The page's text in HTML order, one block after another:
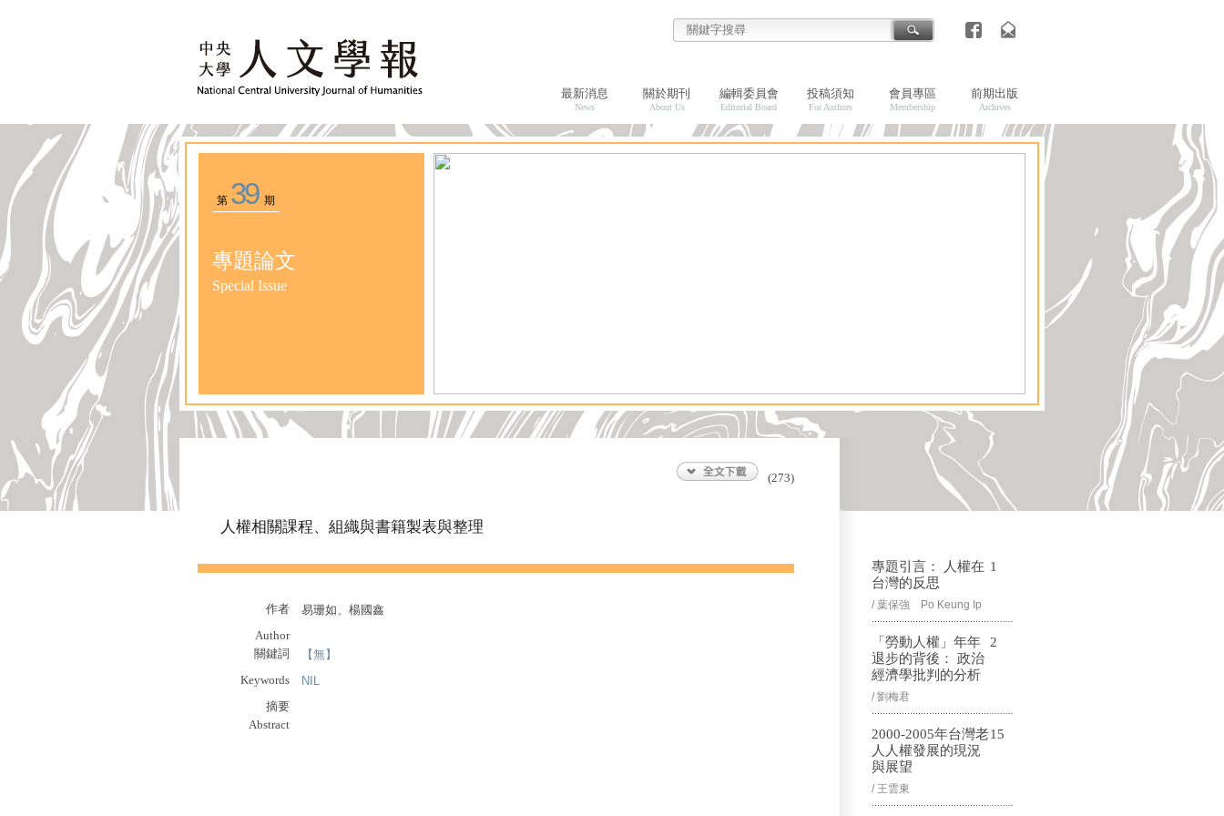
最新消息
News
關於期刊
About Us
編輯委員會
Editorial Board
投稿須知
For Authors
會員專區
Membership
前期出版
Archives
第 39期
專題論文
Special Issue
(273)
人權相關課程、組織與書籍製表與整理
作者
易珊如、楊國鑫
Author
關鍵詞
【無】
Keywords
NIL
摘要
Abstract
專題引言： 人權在
台灣的反思
/ 葉保強 Po Keung Ip
1
「勞動人權」年年
退步的背後： 政治
經濟學批判的分析
/ 劉梅君
2
2000-2005年台灣老
人人權發展的現況
與展望
/ 王雲東
15